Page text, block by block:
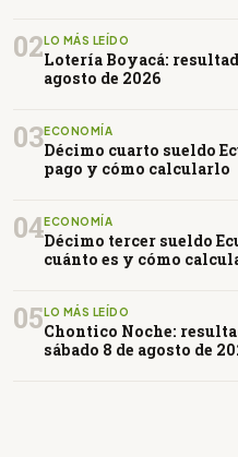
02 LO MÁS LEÍDO
Lotería Boyacá:
agosto de 2026
03ECONOMÍA
Décimo cuarto sueldo
pago y cómo calcularlo
04ECONOMÍA
Décimo tercer sueldo
cuánto es y cómo
05 LO MÁS LEÍDO
Chontico Noche:
sábado 8 de agosto de